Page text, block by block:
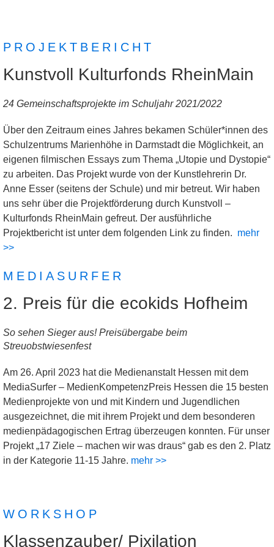
PROJEKTBERICHT
Kunstvoll Kulturfonds RheinMain
24 Gemeinschaftsprojekte im Schuljahr 2021/2022
Über den Zeitraum eines Jahres bekamen Schüler*innen des
Schulzentrums Marienhöhe in Darmstadt die Möglichkeit, an
eigenen filmischen Essays zum Thema „Utopie und Dystopie“
zu arbeiten. Das Projekt wurde von der Kunstlehrerin Dr.
Anne Esser (seitens der Schule) und mir betreut. Wir haben
uns sehr über die Projektförderung durch Kunstvoll –
Kulturfonds RheinMain gefreut. Der ausführliche
Projektbericht ist unter dem folgenden Link zu finden. mehr
>>
MEDIASURFER
2. Preis für die ecokids Hofheim
So sehen Sieger aus! Preisübergabe beim
Streuobstwiesenfest
Am 26. April 2023 hat die Medienanstalt Hessen mit dem
MediaSurfer – MedienKompetenzPreis Hessen die 15 besten
Medienprojekte von und mit Kindern und Jugendlichen
ausgezeichnet, die mit ihrem Projekt und dem besonderen
medienpädagogischen Ertrag überzeugen konnten. Für unser
Projekt „17 Ziele – machen wir was draus“ gab es den 2. Platz
in der Kategorie 11-15 Jahre. mehr >>
WORKSHOP
Klassenzauber/ Pixilation